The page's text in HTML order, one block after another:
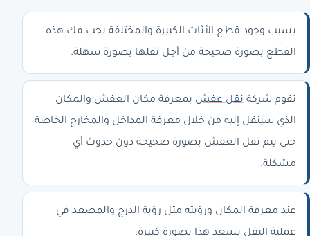
بسبب وجود قطع الأثاث الكبيرة والمختلفة يجب فك هذه
القطع بصورة صحيحة من أجل نقلها بصورة سهلة.
تقوم شركة نقل عفش بمعرفة مكان العفش والمكان
الذي سينقل إليه من خلال معرفة المداخل والمخارج الخاصة
حتى يتم نقل العفش بصورة صحيحة دون حدوث أي
مشكلة.
عند معرفة المكان ورؤيته مثل رؤية الدرج والمصعد في
عملية النقل يسعد هذا بصورة كبيرة.